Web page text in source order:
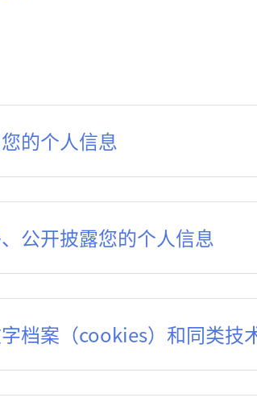
的个人信息
公开披露您的个人信息
档案（cookies）和同类技